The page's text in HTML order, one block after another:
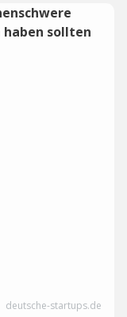
deutsche-startups.de